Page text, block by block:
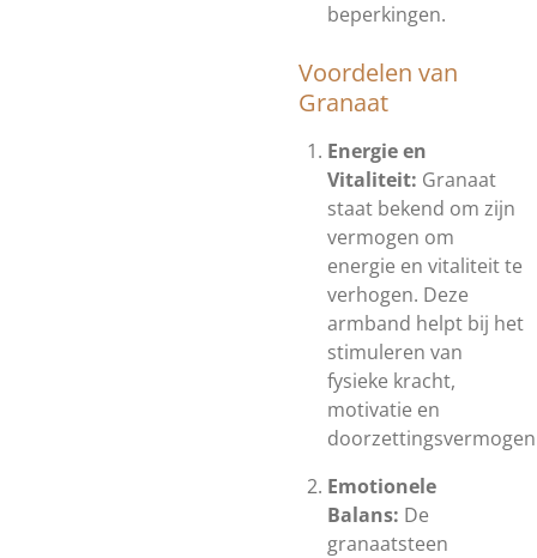
beperkingen.
Voordelen van
Granaat
Energie en
Vitaliteit: Granaat
staat bekend om zijn
vermogen om
energie en vitaliteit te
verhogen. Deze
armband helpt bij het
stimuleren van
fysieke kracht,
motivatie en
Emotionele
Balans: De
granaatsteen